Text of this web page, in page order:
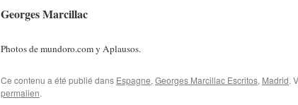
Georges Marcillac
Photos de mundoro.com y Aplausos.
Ce contenu a été publié dans Espagne, Georges Marcillac Escritos, Madrid.
permalien.